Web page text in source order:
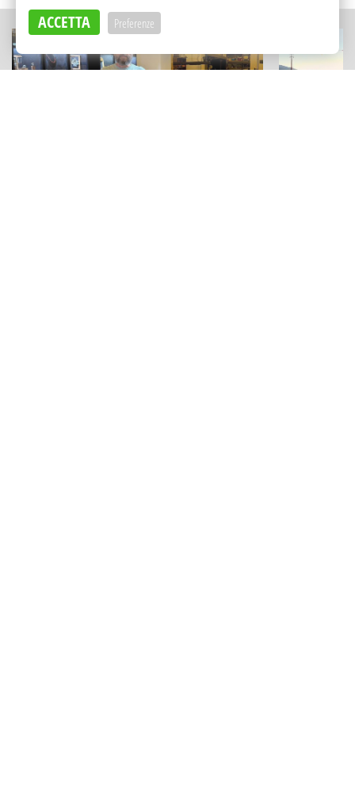
ACCETTA Preferenze